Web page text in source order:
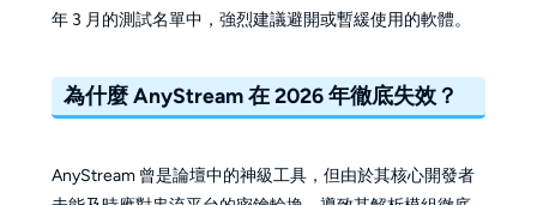
年 3 月的測試名單中，強烈建議避開或暫緩使用的軟體。
為什麼 AnyStream 在 2026 年徹底失效？
AnyStream 曾是論壇中的神級工具，但由於其核心開發者